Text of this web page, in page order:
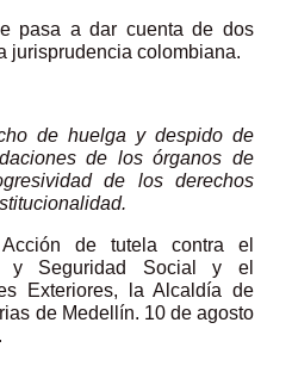
pasa a dar cuenta de dos
jurisprudencia colombiana.
de huelga y despido de
de los órganos de
de los derechos
Acción de tutela contra el
y Seguridad Social y el
Exteriores, la Alcaldía de
de Medellín. 10 de agosto